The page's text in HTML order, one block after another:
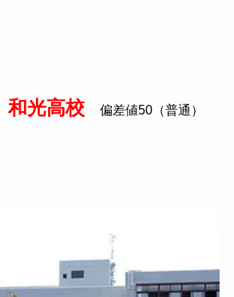
和光高校 偏差値50（普通）